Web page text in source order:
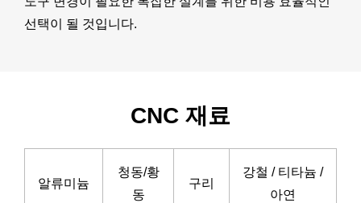
선택이 될 것입니다.
CNC 재료
알류미늄
청동/황
동
구리
강철 / 티타늄 /
아연